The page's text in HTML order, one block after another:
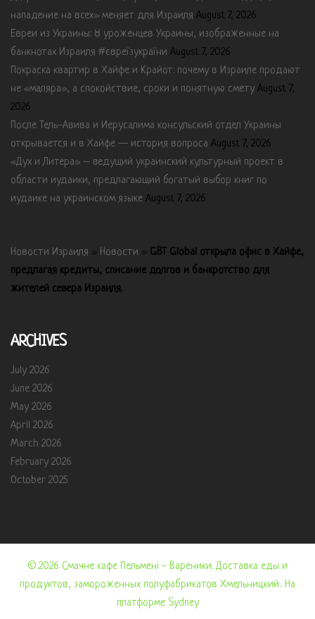
нападение на всех» меняет для Израиля August 7, 2026
Евреи из Украины: 8 уроженцев Украины, изображенные на
банкнотах Израиля #євреїзукраїни August 7, 2026
Покраска квартир в Хайфе и Крайот: почему в Израиле продают
не «маляра», а спокойствие, сроки и понятную смету August 7,
2026
После Тель-Авива и Иерусалима консульский отдел Украины
открывается и в Хайфе — история вопроса August 7, 2026
«Дух и Литера» – ведущий украинский культурный проект в
области иудаики, предлагающий богатый выбор книг по
иудаике на украинском языке August 7, 2026
Новости Израиля » Новости » GBT Global открыла офис в Хайфе,
предлагая кредиты, списание долгов и банкротство для
жителей севера Израиля.
ARCHIVES
July 2026
June 2026
May 2026
April 2026
March 2026
February 2026
October 2025
© 2026 Смачне кафе Пельмені - Вареники. Доставка еды и
продуктов, замороженных полуфабрикатов Хмельницкий.. На
платформе Sydney